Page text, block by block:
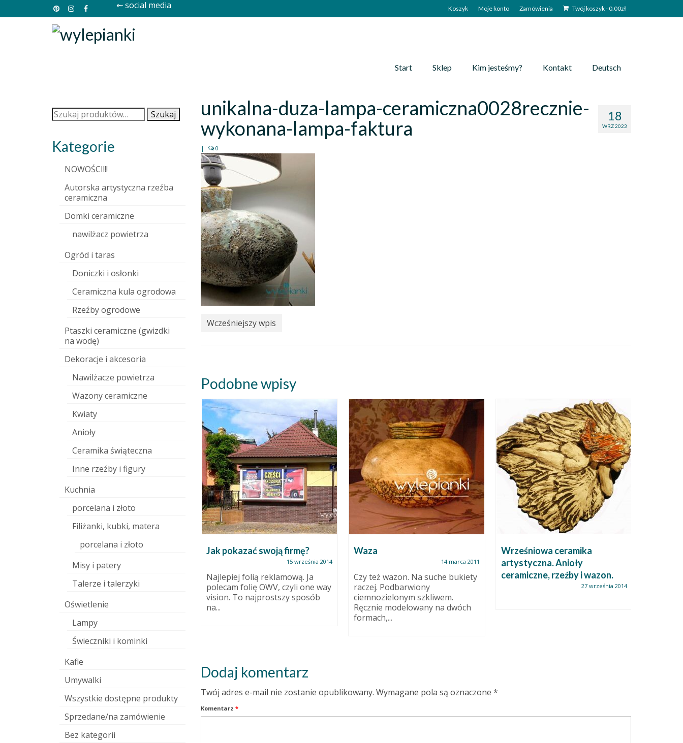
Koszyk Moje konto Zamówienia Twój koszyk-0.00zł
⇜ social media
Start Sklep Kim jesteśmy? Kontakt Deutsch
18
WRZ 2023
unikalna-duza-lampa-ceramiczna0028recznie-
wykonana-lampa-faktura
| 0
Wcześniejszy wpis
Podobne wpisy
Szkło w ceramice
wdzięcznym tworzywem
możliwość wyjścia poza
zdobienie przedmiotów...
Jak pokazać swoją firmę?
15 września 2014
Najlepiej folią reklamową. Ja
polecam folię OWV, czyli one way
vision. To najprostszy sposób
na...
Waza
14 marca 2011
Czy też wazon. Na suche bukiety
raczej. Podbarwiony
ciemnozielonym szkliwem.
Ręcznie modelowany na dwóch
formach,...
Wrześniowa ceramika
artystyczna. Anioły
ceramiczne, rzeźby i wazon.
27 września 2014
Dodaj komentarz
Twój adres e-mail nie zostanie opublikowany. Wymagane pola są oznaczone *
Komentarz *
Szukaj: Szukaj
Kategorie
NOWOŚCI!!!
Autorska artystyczna rzeźba
ceramiczna
Domki ceramiczne
nawilżacz powietrza
Ogród i taras
Doniczki i osłonki
Ceramiczna kula ogrodowa
Rzeźby ogrodowe
Ptaszki ceramiczne (gwizdki
na wodę)
Dekoracje i akcesoria
Nawilżacze powietrza
Wazony ceramiczne
Kwiaty
Anioły
Ceramika świąteczna
Inne rzeźby i figury
Kuchnia
porcelana i złoto
Filiżanki, kubki, matera
porcelana i złoto
Misy i patery
Talerze i talerzyki
Oświetlenie
Lampy
Świeczniki i kominki
Kafle
Umywalki
Wszystkie dostępne produkty
Sprzedane/na zamówienie
Bez kategorii